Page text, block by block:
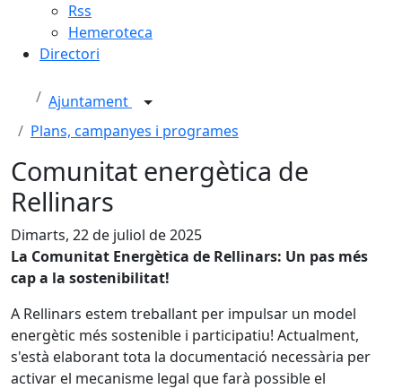
Rss
Hemeroteca
Directori
Ajuntament
Plans, campanyes i programes
Comunitat energètica de
Rellinars
Dimarts, 22 de juliol de 2025
La Comunitat Energètica de Rellinars: Un pas més
cap a la sostenibilitat!
A Rellinars estem treballant per impulsar un model
energètic més sostenible i participatiu! Actualment,
s'està elaborant tota la documentació necessària per
activar el mecanisme legal que farà possible el